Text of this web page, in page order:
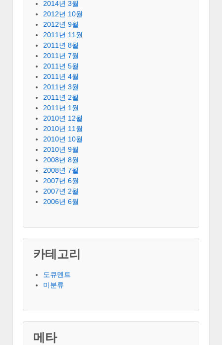
2014년 3월
2012년 10월
2012년 9월
2011년 11월
2011년 8월
2011년 7월
2011년 5월
2011년 4월
2011년 3월
2011년 2월
2011년 1월
2010년 12월
2010년 11월
2010년 10월
2010년 9월
2008년 8월
2008년 7월
2007년 6월
2007년 2월
2006년 6월
카테고리
도큐멘트
미분류
메타